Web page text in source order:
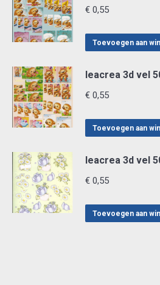
€ 0,55
Toevoegen aan
leacrea 3d vel
€ 0,55
Toevoegen aan
leacrea 3d vel
€ 0,55
Toevoegen aan